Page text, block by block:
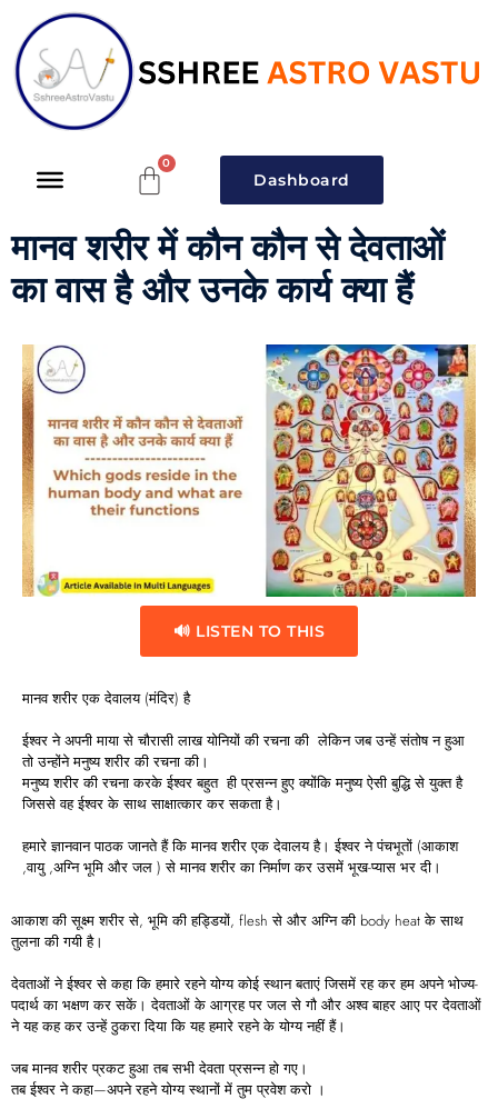
Dashboard
मानव शरीर में कौन कौन से देवताओं
का वास है और उनके कार्य क्या हैं
🔊 LISTEN TO THIS
मानव शरीर एक देवालय (मंदिर) है
ईश्वर ने अपनी माया से चौरासी लाख योनियों की रचना की लेकिन जब उन्हें संतोष न हुआ
तो उन्होंने मनुष्य शरीर की रचना की।
मनुष्य शरीर की रचना करके ईश्वर बहुत ही प्रसन्न हुए क्योंकि मनुष्य ऐसी बुद्धि से युक्त है
जिससे वह ईश्वर के साथ साक्षात्कार कर सकता है।
हमारे ज्ञानवान पाठक जानते हैं कि मानव शरीर एक देवालय है। ईश्वर ने पंचभूतों (आकाश
,वायु ,अग्नि भूमि और जल ) से मानव शरीर का निर्माण कर उसमें भूख-प्यास भर दी।
आकाश की सूक्ष्म शरीर से, भूमि की हड्डियों, flesh से और अग्नि की body heat के साथ
तुलना की गयी है।
देवताओं ने ईश्वर से कहा कि हमारे रहने योग्य कोई स्थान बताएं जिसमें रह कर हम अपने भोज्य-
पदार्थ का भक्षण कर सकें। देवताओं के आग्रह पर जल से गौ और अश्व बाहर आए पर देवताओं
ने यह कह कर उन्हें ठुकरा दिया कि यह हमारे रहने के योग्य नहीं हैं।
जब मानव शरीर प्रकट हुआ तब सभी देवता प्रसन्न हो गए।
तब ईश्वर ने कहा—अपने रहने योग्य स्थानों में तुम प्रवेश करो ।